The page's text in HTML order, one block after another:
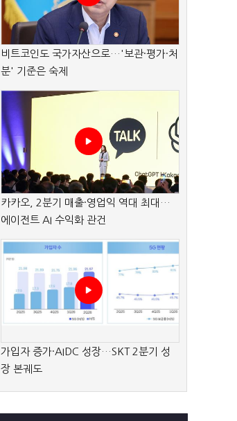
비트코인도 국가자산으로…'보관·평가·처
분' 기준은 숙제
카카오, 2분기 매출·영업익 역대 최대…
에이전트 AI 수익화 관건
가입자 증가·AIDC 성장…SKT 2분기 성
장 본궤도